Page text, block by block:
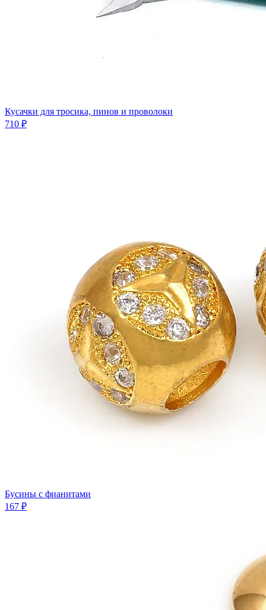
Кусачки для тросика, пинов и проволоки
710 ₽
Бусины с фианитами
167 ₽